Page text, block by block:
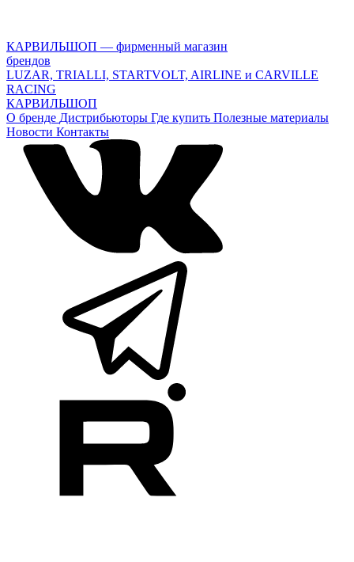
КАРВИЛЬШОП — фирменный магазин
брендов
LUZAR, TRIALLI, STARTVOLT, AIRLINE и CARVILLE
RACING
КАРВИЛЬШОП
О бренде Дистрибьюторы Где купить Полезные материалы
Новости Контакты